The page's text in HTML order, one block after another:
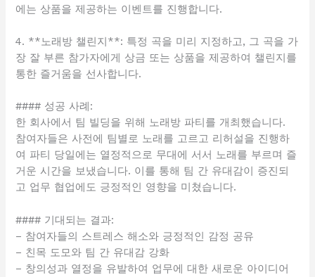
에는 상품을 제공하는 이벤트를 진행합니다.
4. **노래방 챌린지**: 특정 곡을 미리 지정하고, 그 곡을 가
장 잘 부른 참가자에게 상금 또는 상품을 제공하여 챌린지를
통한 즐거움을 선사합니다.
#### 성공 사례:
한 회사에서 팀 빌딩을 위해 노래방 파티를 개최했습니다.
참여자들은 사전에 팀별로 노래를 고르고 리허설을 진행하
여 파티 당일에는 열정적으로 무대에 서서 노래를 부르며 즐
거운 시간을 보냈습니다. 이를 통해 팀 간 유대감이 증진되
고 업무 협업에도 긍정적인 영향을 미쳤습니다.
#### 기대되는 결과:
– 참여자들의 스트레스 해소와 긍정적인 감정 공유
– 친목 도모와 팀 간 유대감 강화
– 창의성과 열정을 유발하여 업무에 대한 새로운 아이디어